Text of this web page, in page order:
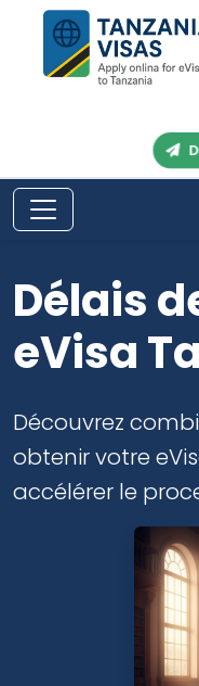
Délais
eVisa
Découvrez
obtenir votre
accélérer le